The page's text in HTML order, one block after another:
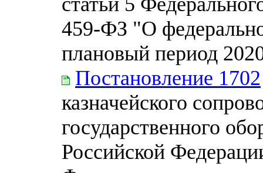
459-ФЗ "О
плановый период
Постановление 1702
казначейского
государственного
Российской